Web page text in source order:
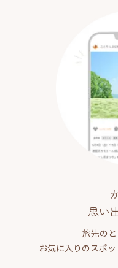
思い
旅先のと
お気に入りのスポ